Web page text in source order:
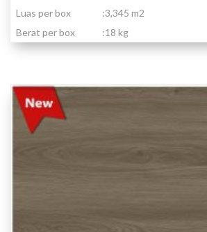
Luas per box
:3,345 m2
Berat per box
:18 kg